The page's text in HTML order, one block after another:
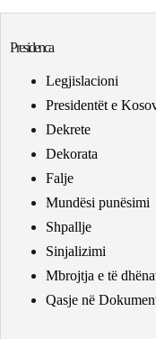
Presidenca
Legjislacioni
Presidentët e
Dekrete
Dekorata
Falje
Mundësi punësimi
Shpallje
Sinjalizimi
Mbrojtja e të
Qasje në